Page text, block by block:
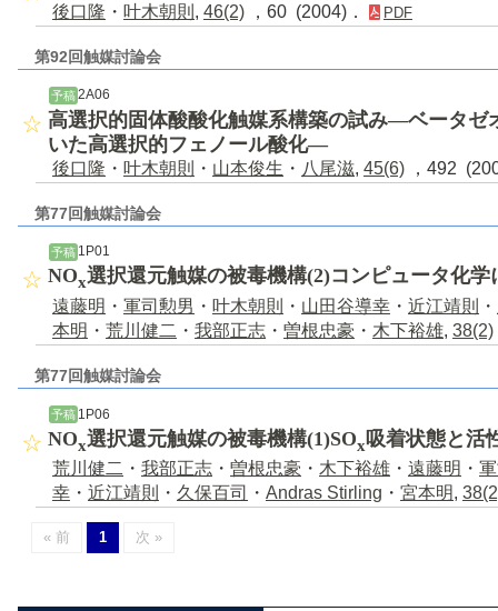
後口隆 ・ 叶木朝則 , 46(2) ，60 (2004)． PDF
第92回触媒討論会
予稿 2A06
高選択的固体酸酸化触媒系構築の試み―ベータゼ
いた高選択的フェノール酸化―
後口隆 ・ 叶木朝則 ・ 山本俊生 ・ 八尾滋, 45(6) ，492
第77回触媒討論会
予稿 1P01
NOx選択還元触媒の被毒機構(2)コンピュータ化学
遠藤明 ・ 軍司勲男 ・ 叶木朝則 ・ 山田谷導幸 ・ 近江靖則 ・
本明 ・ 荒川健二 ・ 我部正志 ・ 曽根忠豪 ・ 木下裕雄, 38(2)
第77回触媒討論会
予稿 1P06
NOx選択還元触媒の被毒機構(1)SOx 吸着状態と活
荒川健二 ・ 我部正志 ・ 曽根忠豪 ・ 木下裕雄 ・ 遠藤明 ・
幸 ・ 近江靖則 ・ 久保百司 ・ Andras Stirling ・ 宮本明,
« 前 1 次 »